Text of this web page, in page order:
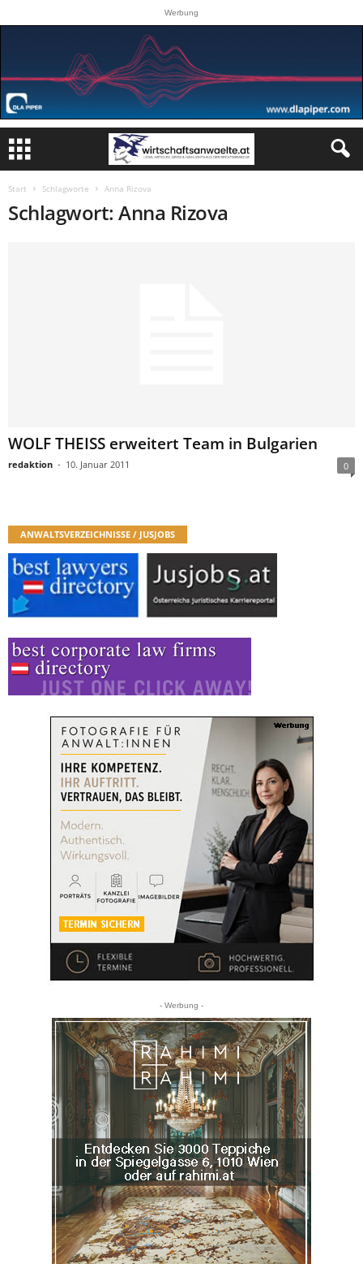
Werbung
Start Schlagworte Anna Rizova
Schlagwort: Anna Rizova
WOLF THEISS erweitert Team in Bulgarien
redaktion - 10. Januar 2011 0
ANWALTSVERZEICHNISSE / JUSJOBS
- Werbung -